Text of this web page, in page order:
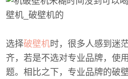
选择破壁机时，很多人感到迷
齐，若是不选对专业品牌，使
题。相比之下，专业品牌的破